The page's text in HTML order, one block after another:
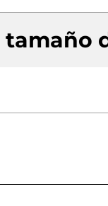
tamaño